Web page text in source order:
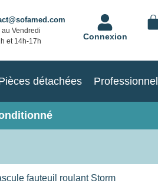
au Vendredi
et 14h-17h
Connexion
détachées Professionnel
fauteuil roulant Storm